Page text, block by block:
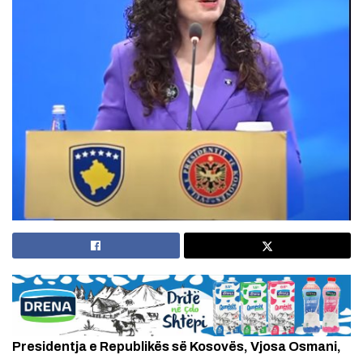
Presidentja e Republikës së Kosovës, Vjosa Osmani,